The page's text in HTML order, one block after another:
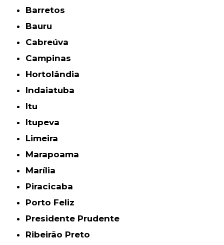
Barretos
Bauru
Cabreúva
Campinas
Hortolândia
Indaiatuba
Itu
Itupeva
Limeira
Marapoama
Marília
Piracicaba
Porto Feliz
Presidente Prudente
Ribeirão Preto